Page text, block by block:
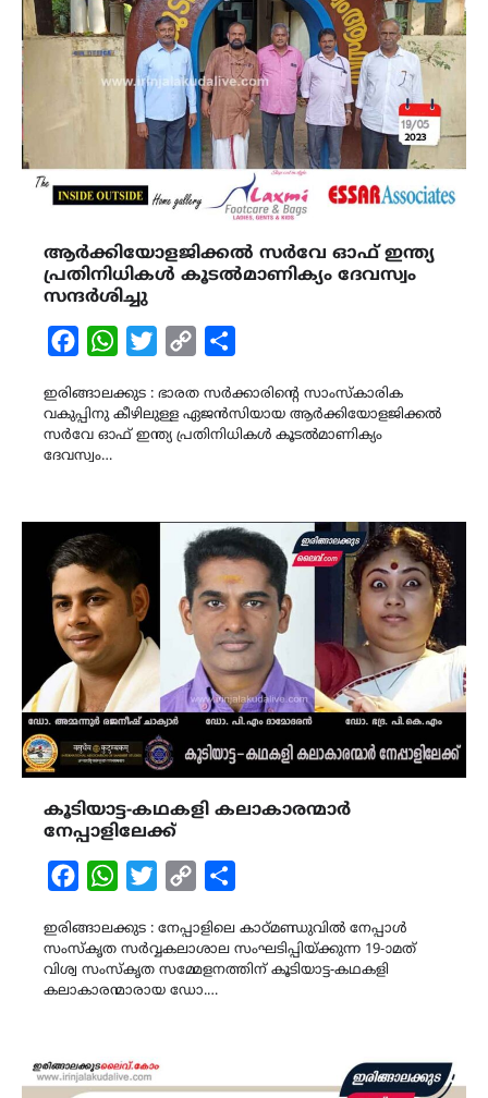
ആർക്കിയോളജിക്കൽ സർവേ ഓഫ് ഇന്ത്യ
പ്രതിനിധികൾ കൂടൽമാണിക്യം ദേവസ്വം
സന്ദർശിച്ചു
FacebookWhatsAppTwitterCopy
ഇരിങ്ങാലക്കുട : ഭാരത സർക്കാരിന്‍റെ സാംസ്കാരിക
വകുപ്പിനു കീഴിലുള്ള ഏജൻസിയായ ആർക്കിയോളജിക്കൽ
സർവേ ഓഫ് ഇന്ത്യ പ്രതിനിധികൾ കൂടൽമാണിക്യം
ദേവസ്വം…
കൂടിയാട്ട-കഥകളി കലാകാരന്മാർ
നേപ്പാളിലേക്ക്
FacebookWhatsAppTwitterCopy
ഇരിങ്ങാലക്കുട : നേപ്പാളിലെ കാഠ്മണ്ഡുവിൽ നേപ്പാൾ
സംസ്കൃത സർവ്വകലാശാല സംഘടിപ്പിയ്ക്കുന്ന 19-ാമത്
വിശ്വ സംസ്കൃത സമ്മേളനത്തിന് കൂടിയാട്ട-കഥകളി
കലാകാരന്മാരായ ഡോ.…